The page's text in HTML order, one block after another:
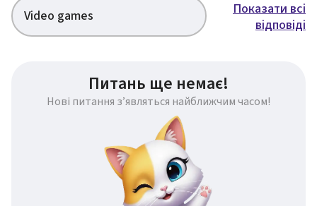
Video games
Показати всі
відповіді
Питань ще немає!
Нові питання з’являться найближчим часом!